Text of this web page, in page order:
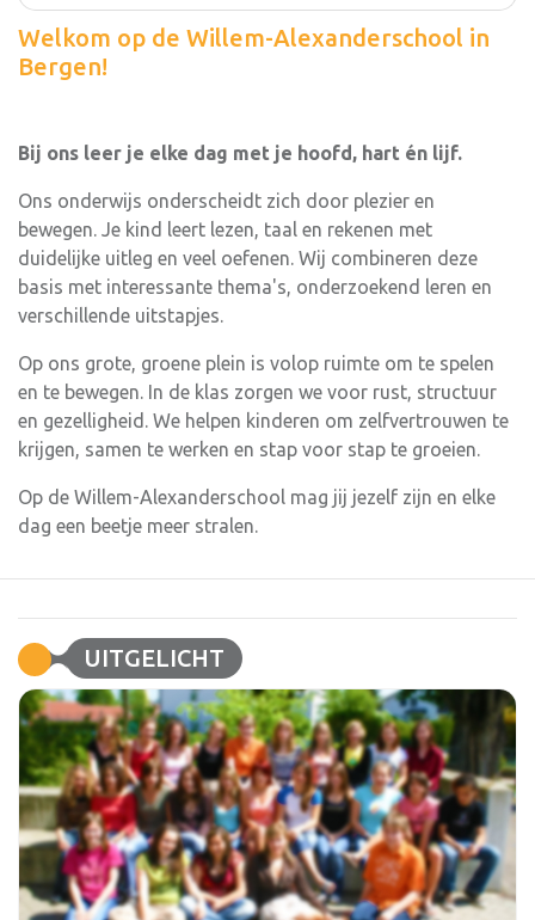
Welkom op de Willem-Alexanderschool in
Bergen!
Bij ons leer je elke dag met je hoofd, hart én lijf.
Ons onderwijs onderscheidt zich door plezier en
bewegen. Je kind leert lezen, taal en rekenen met
duidelijke uitleg en veel oefenen. Wij combineren deze
basis met interessante thema's, onderzoekend leren en
verschillende uitstapjes.
Op ons grote, groene plein is volop ruimte om te spelen
en te bewegen. In de klas zorgen we voor rust, structuur
en gezelligheid. We helpen kinderen om zelfvertrouwen te
krijgen, samen te werken en stap voor stap te groeien.
Op de Willem-Alexanderschool mag jij jezelf zijn en elke
dag een beetje meer stralen.
UITGELICHT